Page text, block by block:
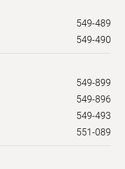
549-489
549-490
549-899
549-896
549-493
551-089